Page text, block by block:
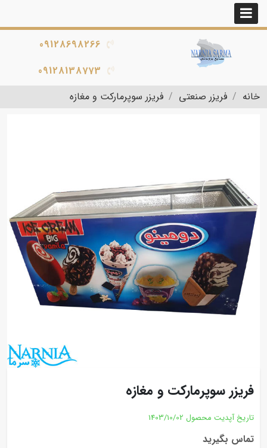
09128698266
09128138773
خانه
فریزر صنعتی فریزر سوپرمارکت و مغازه
فریزر سوپرمارکت و مغازه
تاریخ آپدیت محصول 1403/10/02
تماس بگیرید